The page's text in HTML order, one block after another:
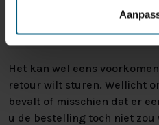
regels en kunnen
worden genomen.
Het kan wel eens
retour wilt sturen. Wellicht
bevalt of misschien dat er
u de bestelling toch niet zou